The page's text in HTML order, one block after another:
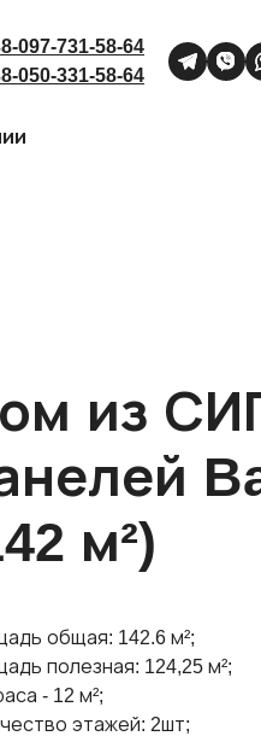
097-731-58-64
050-331-58-64
из
м²)
общая: 142.6 м²;
полезная: 124,25 м²;
- 12 м²;
этажей: 2шт;